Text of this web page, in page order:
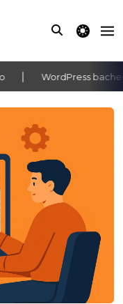
theme
WordPress
›